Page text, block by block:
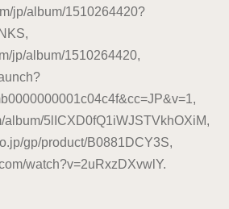
jp/album/1510264420?
jp/album/1510264420,
album/5lICXD0fQ1iWJSTVkhOXiM,
gp/product/B0881DCY3S,
watch?v=2uRxzDXvwlY.